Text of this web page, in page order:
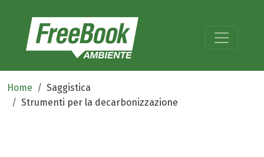
Home
Saggistica
Strumenti per la decarbonizzazione